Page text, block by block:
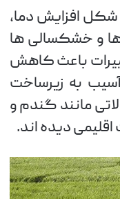
شکل افزایش دما،
و خشکسالی ها
باعث کاهش
به زیرساخت
مانند گندم و
اقلیمی دیده اند.